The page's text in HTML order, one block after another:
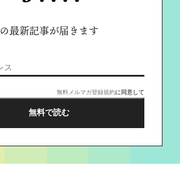
の最新記事が届きます
無料メルマガ登録規約に同意して